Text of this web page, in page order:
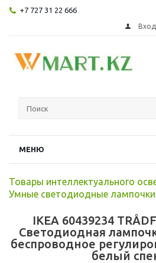
+7 727 31 22 666
Вход
МЕНЮ
Товары интеллектуального
Умные светодиодные лампочки
IKEA 60439234
Светодиодная
беспроводное
белый